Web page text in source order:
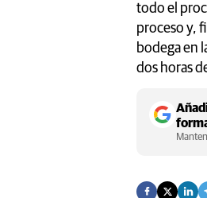
todo el
proceso y,
bodega en
dos horas